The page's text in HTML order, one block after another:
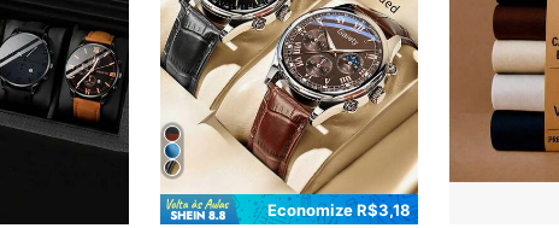
Economize R$3,18